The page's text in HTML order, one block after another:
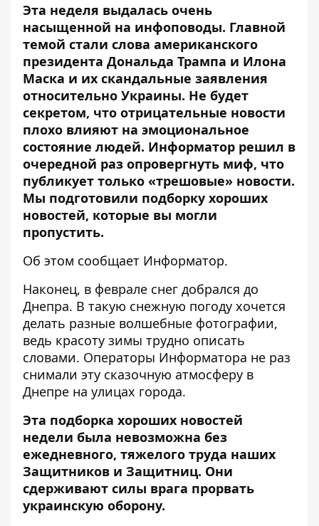
Эта неделя выдалась очень
насыщенной на инфоповоды. Главной
темой стали слова американского
президента Дональда Трампа и Илона
Маска и их скандальные заявления
относительно Украины. Не будет
секретом, что отрицательные новости
плохо влияют на эмоциональное
состояние людей. Информатор решил в
очередной раз опровергнуть миф, что
публикует только «трешовые» новости.
Мы подготовили подборку хороших
новостей, которые вы могли
пропустить.
Об этом сообщает Информатор.
Наконец, в феврале снег добрался до
Днепра. В такую ​​снежную погоду хочется
делать разные волшебные фотографии,
ведь красоту зимы трудно описать
словами. Операторы Информатора не раз
снимали эту сказочную атмосферу в
Днепре на улицах города.
Эта подборка хороших новостей
недели была невозможна без
ежедневного, тяжелого труда наших
Защитников и Защитниц. Они
сдерживают силы врага прорвать
украинскую оборону.